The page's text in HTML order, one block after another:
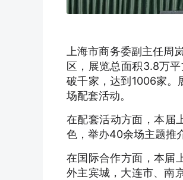
上海市商务委副主任周
区，展览总面积3.8万
破千家，达到1006家。
场配套活动。
在配套活动方面，本届
色，举办40余场主题推
在国际合作方面，本届
外主宾城，大连市、南